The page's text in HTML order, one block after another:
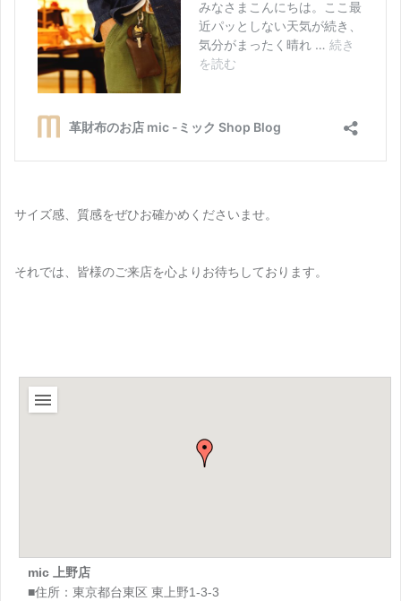
サイズ感、質感をぜひお確かめくださいませ。
それでは、皆様のご来店を心よりお待ちしております。
mic 上野店
■住所：東京都台東区 東上野1-3-3